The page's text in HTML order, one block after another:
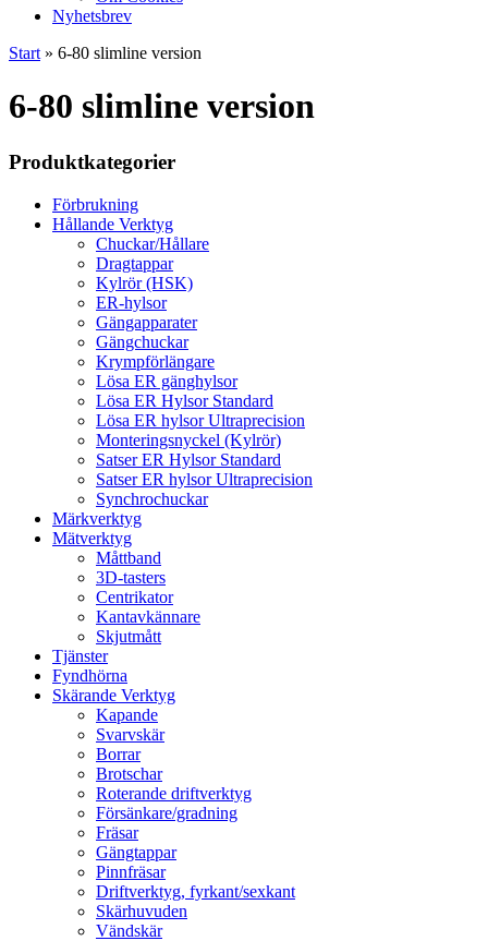
Nyhetsbrev
Start » 6-80 slimline version
6-80 slimline version
Produktkategorier
Förbrukning
Hållande Verktyg
Chuckar/Hållare
Dragtappar
Kylrör (HSK)
ER-hylsor
Gängapparater
Gängchuckar
Krympförlängare
Lösa ER gänghylsor
Lösa ER Hylsor Standard
Lösa ER hylsor Ultraprecision
Monteringsnyckel (Kylrör)
Satser ER Hylsor Standard
Satser ER hylsor Ultraprecision
Synchrochuckar
Märkverktyg
Mätverktyg
Måttband
3D-tasters
Centrikator
Kantavkännare
Skjutmått
Tjänster
Fyndhörna
Skärande Verktyg
Kapande
Svarvskär
Borrar
Brotschar
Roterande driftverktyg
Försänkare/gradning
Fräsar
Gängtappar
Pinnfräsar
Driftverktyg, fyrkant/sexkant
Skärhuvuden
Vändskär